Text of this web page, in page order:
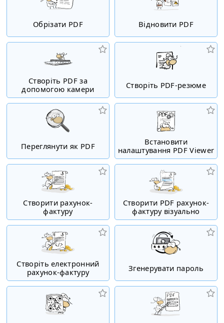
Обрізати PDF Відновити PDF
Створіть PDF за
допомогою камери
Створіть PDF-резюме
Переглянути як PDF
Встановити
налаштування PDF Viewer
Створити рахунок-
фактуру
Створити PDF рахунок-
фактуру візуально
Створіть електронний
рахунок-фактуру
Згенерувати пароль